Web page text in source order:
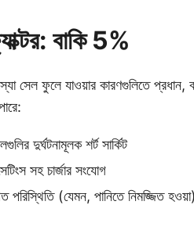
বাকি 5%
সেল ফুলে যাওয়ার কারণগুলিতে প্রধান,
দুর্ঘটনামূলক শর্ট সার্কিট
সহ চার্জার সংযোগ
পরিস্থিতি (যেমন, পানিতে নিমজ্জিত হওয়া)